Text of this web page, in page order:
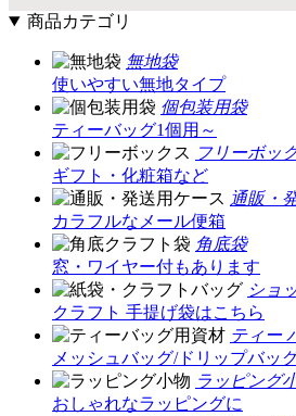
商品カテゴリ
無地袋
使いやすい無地タイプ
個包装用袋
ティーバッグ1個用～
フリーボッ
ギフト・化粧箱など
通販・
カラフルなメール便箱
角底袋
窓・ワイヤー付もあります
ショ
クラフト 手提げ袋はこちら
ティー
メッシュバッグ/ドリップバッ
ラッピング
おしゃれなラッピングに